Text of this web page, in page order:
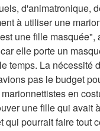
d'animatronique,
à utiliser une
une fille masquée",
elle porte un
temps. La nécessité
pas le budget
en
une fille qui avait
qui pourrait faire tout